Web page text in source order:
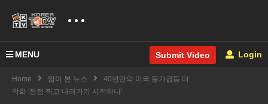
MENU Submit Video Login
Home 많이 본 뉴스
40년만의 미국 물가급등 더
악화 '정점 찍고 내려가기 시작하나'